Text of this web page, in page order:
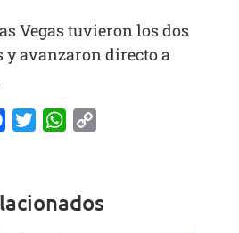
Vegas tuvieron los dos
y avanzaron directo a
FacebookTwitterWhatsApp